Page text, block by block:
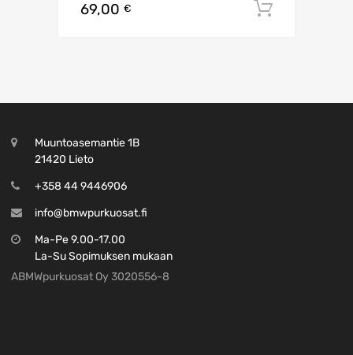
69,00 €
Muuntoasemantie 1B
21420 Lieto
+358 44 9446906
info@bmwpurkuosat.fi
Ma-Pe 9.00-17.00
La-Su Sopimuksen mukaan
ABMWpurkuosat Oy 3020556-8